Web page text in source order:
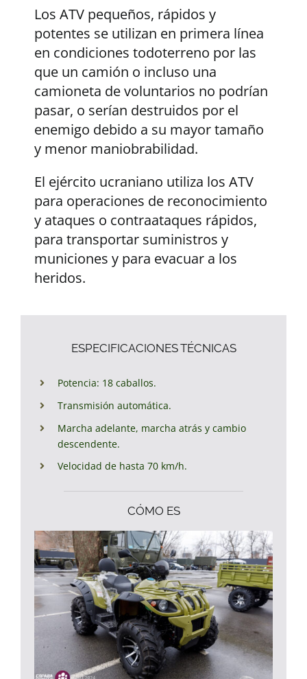
Los ATV pequeños, rápidos y
potentes se utilizan en primera línea
en condiciones todoterreno por las
que un camión o incluso una
camioneta de voluntarios no podrían
pasar, o serían destruidos por el
enemigo debido a su mayor tamaño
y menor maniobrabilidad.
El ejército ucraniano utiliza los ATV
para operaciones de reconocimiento
y ataques o contraataques rápidos,
para transportar suministros y
municiones y para evacuar a los
heridos.
ESPECIFICACIONES TÉCNICAS
Potencia: 18 caballos.
Transmisión automática.
Marcha adelante, marcha atrás y cambio
descendente.
Velocidad de hasta 70 km/h.
CÓMO ES